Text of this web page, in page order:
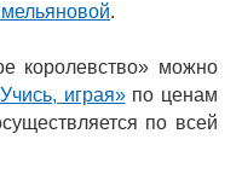
.
королевство» можно
играя»по ценам
по всей